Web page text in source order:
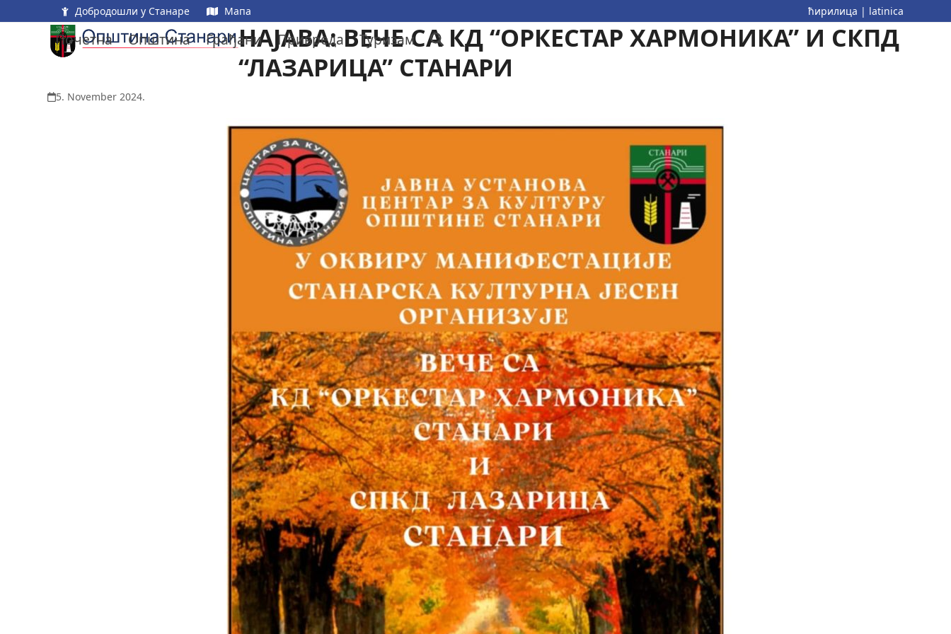
to
Добродошли у Станаре Мапа ћирилица | latinica
Почетна Општина Грађани Привреда Туризам
НАЈАВА: ВЕЧЕ СА КД “ОРКЕСТАР ХАРМОНИКА” И СКПД
“ЛАЗАРИЦА” СТАНАРИ
5. November 2024.